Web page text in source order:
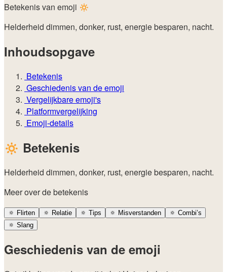
Betekenis van emoji 🔅
Helderheid dimmen, donker, rust, energie besparen, nacht.
Inhoudsopgave
Betekenis
Geschiedenis van de emoji
Vergelijkbare emoji's
Platformvergelijking
Emoji-details
🔅 Betekenis
Helderheid dimmen, donker, rust, energie besparen, nacht.
Meer over de betekenis
🔅 Flirten 🔅 Relatie 🔅 Tips 🔅 Misverstanden 🔅 Combi’s
🔅 Slang
Geschiedenis van de emoji